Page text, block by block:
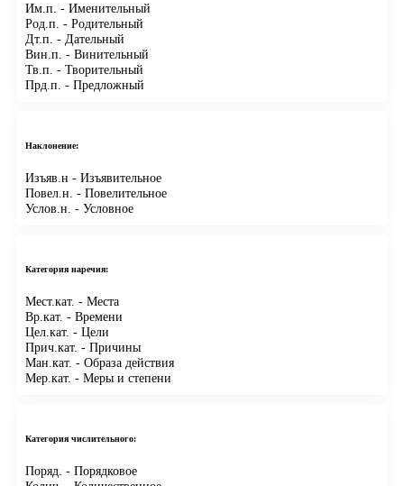
Им.п. - Именительный
Род.п. - Родительный
Дт.п. - Дательный
Вин.п. - Винительный
Тв.п. - Творительный
Прд.п. - Предложный
Наклонение:
Изъяв.н - Изъявительное
Повел.н. - Повелительное
Услов.н. - Условное
Категория наречия:
Мест.кат. - Места
Вр.кат. - Времени
Цел.кат. - Цели
Прич.кат. - Причины
Ман.кат. - Образа действия
Мер.кат. - Меры и степени
Категория числительного:
Поряд. - Порядковое